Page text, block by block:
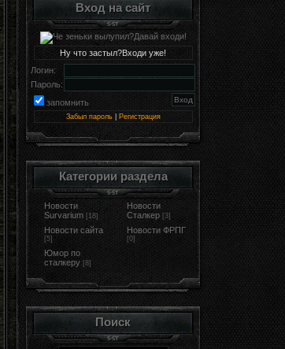
Вход на сайт
Ну что застыл?Входи уже!
Логин:
Пароль:
запомнить
Забыл пароль| Регистрация
Категории раздела
Новости
Survarium [18]
Новости
Сталкер [3]
Новости сайта
[5]
Новости ФРПГ
[0]
Юмор по
сталкеру [8]
Поиск